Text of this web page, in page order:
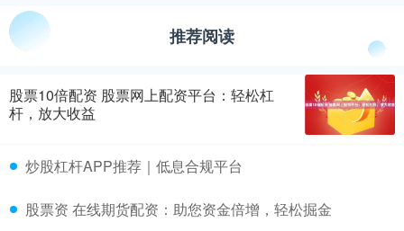
推荐阅读
股票10倍配资 股票网上配资平台：轻松杠
杆，放大收益
炒股杠杆APP推荐｜低息合规平台
股票资 在线期货配资：助您资金倍增，轻松掘金